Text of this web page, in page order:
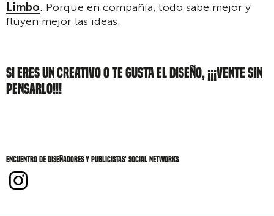
Limbo. Porque en compañía, todo sabe mejor y
fluyen mejor las ideas.
SI ERES UN CREATIVO O TE GUSTA EL DISEÑO, ¡¡¡VENTE SIN
PENSARLO!!!
Encuentro de diseñadores y publicistas' social networks